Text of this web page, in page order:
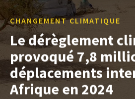
CHANGEMENT CLIMATIQUE
Le dérèglement
provoqué 7,8
déplacements
Afrique en 2024